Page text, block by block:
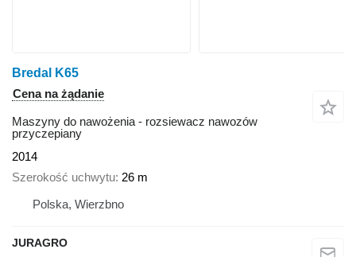
Bredal K65
Cena na żądanie
Maszyny do nawożenia - rozsiewacz nawozów
przyczepiany
2014
Szerokość uchwytu 26 m
Polska, Wierzbno
JURAGRO